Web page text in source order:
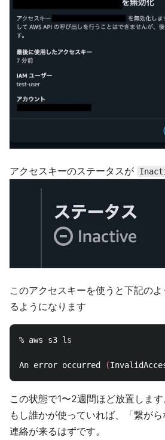
アクセスキーのステータスが
このアクセスキーを使うと下記のよ
るようになります
% aws s3 ls
An error occurred (
この状態で1〜2週間ほど放置します
もし誰かが使っていれば、「繋が
連絡が来るはずです。